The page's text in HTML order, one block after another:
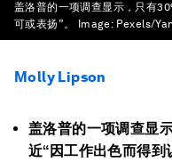
盖洛普的一项调查显示，只有
可或表扬”。
Image: Pexels/
Molly Lipson
盖洛普的一项调查显
近“因工作出色而得到